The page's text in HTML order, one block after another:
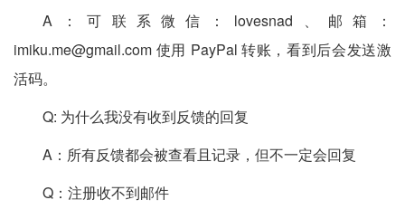
A：可联系微信：lovesnad、邮箱：
imiku.me@gmail.com 使用 PayPal 转账，看到后会发送激
活码。
Q: 为什么我没有收到反馈的回复
A：所有反馈都会被查看且记录，但不一定会回复
Q：注册收不到邮件